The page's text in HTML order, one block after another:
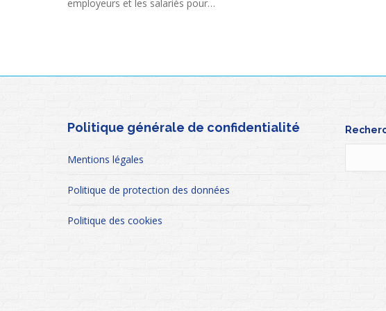
employeurs et les salariés pour…
Politique générale de confidentialité
Mentions légales
Politique de protection des données
Politique des cookies